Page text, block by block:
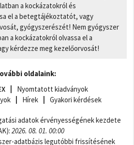
a kockázatokról és
el a betegtájékoztatót, vagy
gyógyszerészét! Nem gyógyszer
a kockázatokról olvassa el a
kérdezze meg kezelőorvosát!
oldalaink:
Nyomtatott kiadványok
Hírek Gyakori kérdések
adatok érvényességének kezdete
2026. 08. 01. 00:00
adatbázis legutóbbi frissítésének